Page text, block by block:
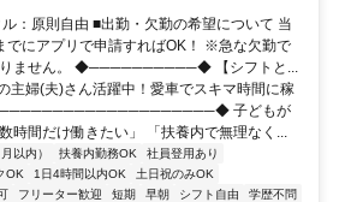
：原則自由 ■出勤・欠勤の希望について 当
でにアプリで申請すればOK！ ※急な欠勤で
りません。 ◆──────────◆ 【シフトと...
主婦(夫)さん活躍中！愛車でスキマ時間に稼
子どもが
時間だけ働きたい」 「扶養内で無理なく...
以内） 扶養内勤務OK
社員登用あり
OK 1日4時間以内OK
土日祝のみOK
フリーター歓迎 短期 早朝 シフト自由
学歴不問